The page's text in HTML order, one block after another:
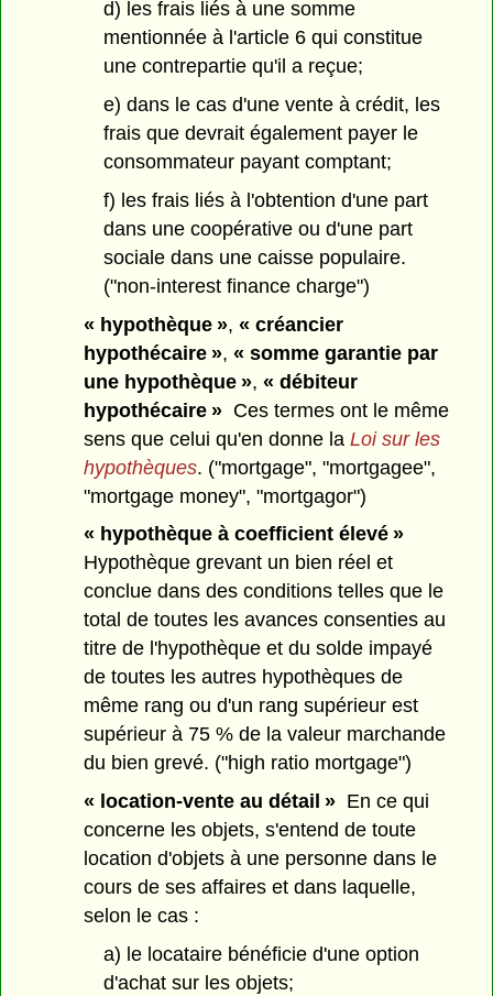
d) les frais liés à une somme
mentionnée à l'article 6 qui constitue
une contrepartie qu'il a reçue;
e) dans le cas d'une vente à crédit, les
frais que devrait également payer le
consommateur payant comptant;
f) les frais liés à l'obtention d'une part
dans une coopérative ou d'une part
sociale dans une caisse populaire.
("non-interest finance charge")
« hypothèque »,« créancier
hypothécaire », « somme garantie par
une hypothèque », « débiteur
hypothécaire » Ces termes ont le même
sens que celui qu'en donne laLoi sur les
hypothèques. ("mortgage", "mortgagee",
"mortgage money", "mortgagor")
« hypothèque à coefficient élevé »
Hypothèque grevant un bien réel et
conclue dans des conditions telles que le
total de toutes les avances consenties au
titre de l'hypothèque et du solde impayé
de toutes les autres hypothèques de
même rang ou d'un rang supérieur est
supérieur à 75 % de la valeur marchande
du bien grevé. ("high ratio mortgage")
« location-vente au détail » En ce qui
concerne les objets, s'entend de toute
location d'objets à une personne dans le
cours de ses affaires et dans laquelle,
selon le cas :
a) le locataire bénéficie d'une option
d'achat sur les objets;